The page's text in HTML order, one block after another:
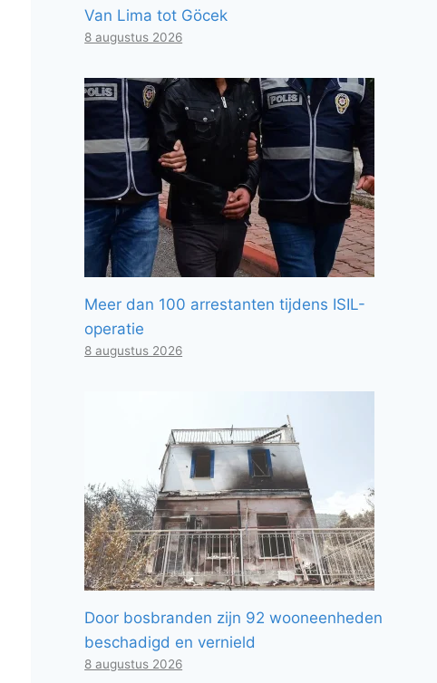
Van Lima tot Göcek
8 augustus 2026
Meer dan 100 arrestanten tijdens ISIL-
operatie
8 augustus 2026
Door bosbranden zijn 92 wooneenheden
beschadigd en vernield
8 augustus 2026